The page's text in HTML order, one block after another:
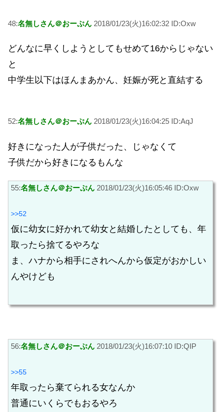
48:名無しさん＠おーぷん 2018/01/23(火)16:02:32 ID:Oxw
どんなに早くしようとしてもせめて16からじゃない
と
中学生以下はほんまあかん、妊娠が死と直結する
52:名無しさん＠おーぷん 2018/01/23(火)16:04:25 ID:AqJ
好きになった人が子供だった、じゃなくて
子供だから好きになるもんな
55:名無しさん＠おーぷん 2018/01/23(火)16:05:46 ID:Oxw
>>52
仮に幼女に好かれて幼女と結婚したとしても、年
取ったら捨てるやろな
ま、ハナから相手にされへんから仮定がおかしい
んやけども
56:名無しさん＠おーぷん 2018/01/23(火)16:07:10 ID:QIP
>>55
年取ったら棄てられる女なんか
普通にいくらでもおるやろ